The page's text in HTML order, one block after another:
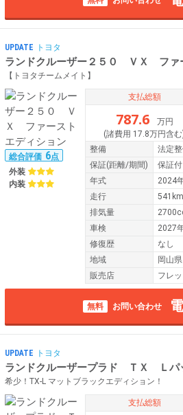
UPDATE トヨタ
ランドクルーザー２５０ ＶＸ ファ
【トヨタチームメイト】
総合評価 6点
外装
内装
支払総額
787.6
万円
(諸費用 17.8万円含む
整備
法定
保証(距離/期間) 保証付
年式
2024
走行
541km
排気量
車検
2027
修復歴
なし
地域
岡山
販売店
フレ
無料 お問い合わせ
UPDATE トヨタ
希少！TX-L マットブラックエディション！
支払総額